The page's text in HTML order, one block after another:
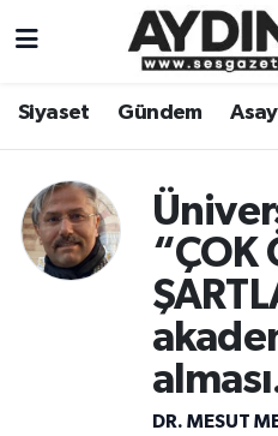
Siyaset Gündem
“ÇOK
DR. MESUT
Gündem
Siyaset
Ekonomi
Aydın Hava Durumu
Aydin Namaz Vakitleri
Aydın Trafik Yoğunluk
Süper Lig Puan
Tüm Manşetler